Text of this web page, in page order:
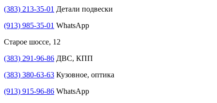
(383) 213-35-01 Детали подвески
(913) 985-35-01 WhatsApp
Старое шоссе, 12
(383) 291-96-86 ДВС, КПП
(383) 380-63-63 Кузовное, оптика
(913) 915-96-86 WhatsApp